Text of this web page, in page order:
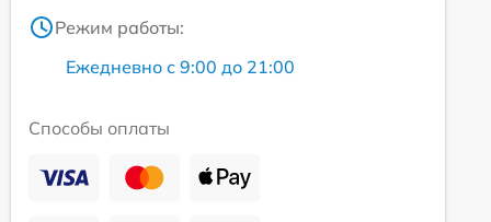
Режим работы:
Ежедневно с 9:00 до 21:00
Способы оплаты